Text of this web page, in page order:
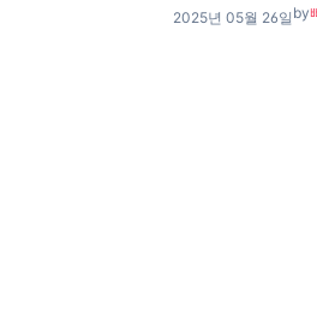
2025년 05월 26일 by